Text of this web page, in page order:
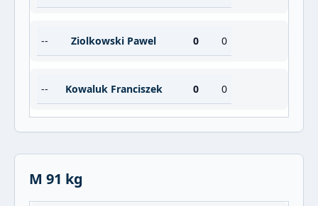
-- Ziolkowski Pawel 0 0
-- Kowaluk Franciszek 0 0
M 91 kg